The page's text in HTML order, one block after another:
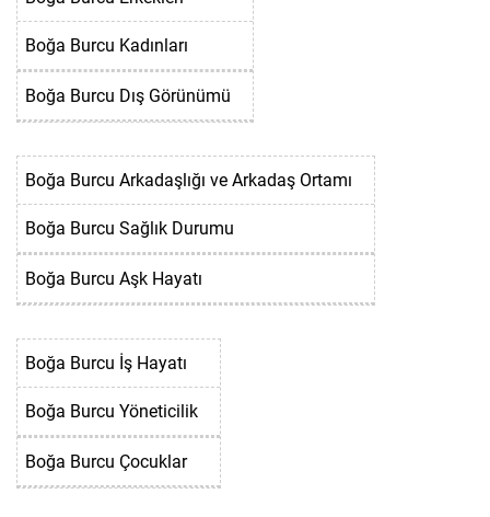
Boğa Burcu Kadınları
Boğa Burcu Dış Görünümü
Boğa Burcu Arkadaşlığı ve Arkadaş Ortamı
Boğa Burcu Sağlık Durumu
Boğa Burcu Aşk Hayatı
Boğa Burcu İş Hayatı
Boğa Burcu Yöneticilik
Boğa Burcu Çocuklar